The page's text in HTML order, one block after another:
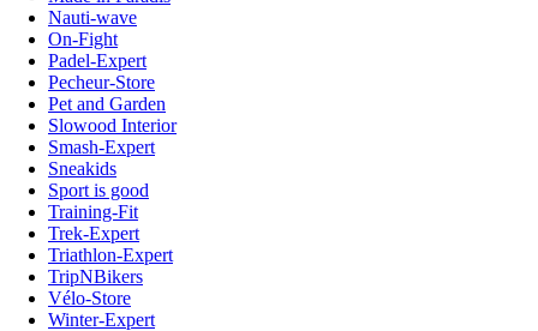
Nauti-wave
On-Fight
Padel-Expert
Pecheur-Store
Pet and Garden
Slowood Interior
Smash-Expert
Sneakids
Sport is good
Training-Fit
Trek-Expert
Triathlon-Expert
TripNBikers
Vélo-Store
Winter-Expert